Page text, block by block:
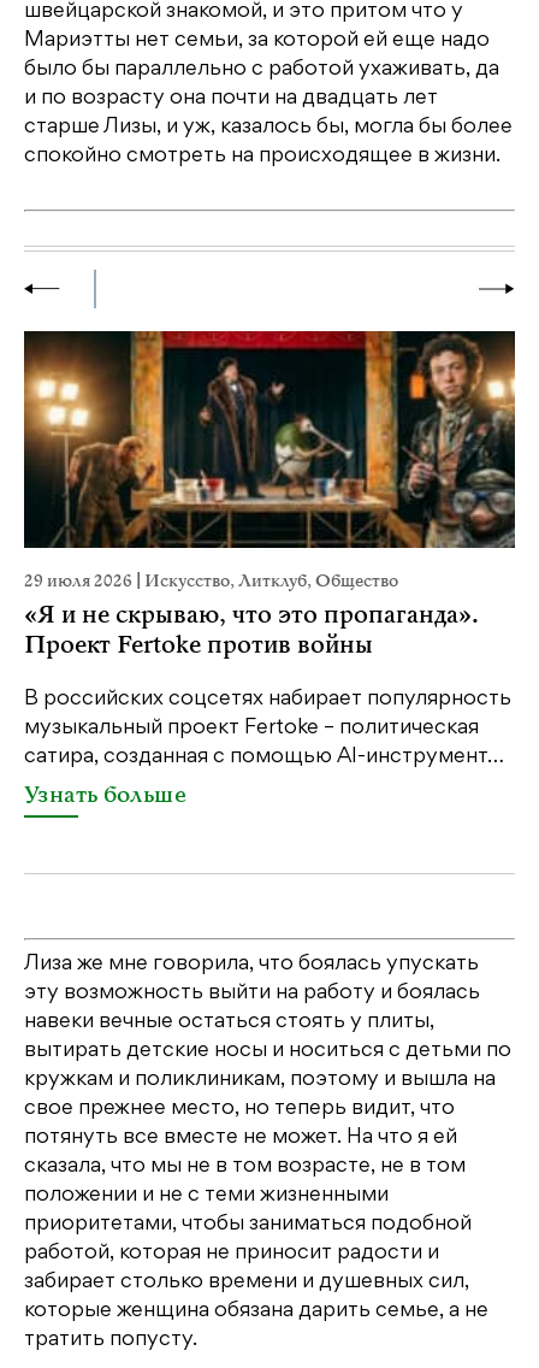
швейцарской знакомой, и это притом что у
Мариэтты нет семьи, за которой ей еще надо
было бы параллельно с работой ухаживать, да
и по возрасту она почти на двадцать лет
старше Лизы, и уж, казалось бы, могла бы более
спокойно смотреть на происходящее в жизни.
29 июля 2026 Искусство,Литклуб,Общество
«Я и не скрываю, что это пропаганда».
Проект Fertoke против войны
В российских соцсетях набирает популярность
музыкальный проект Fertoke – политическая
сатира, созданная с помощью AI-инструмент…
Узнать больше
Лиза же мне говорила, что боялась упускать
эту возможность выйти на работу и боялась
навеки вечные остаться стоять у плиты,
вытирать детские носы и носиться с детьми по
кружкам и поликлиникам, поэтому и вышла на
свое прежнее место, но теперь видит, что
потянуть все вместе не может. На что я ей
сказала, что мы не в том возрасте, не в том
положении и не с теми жизненными
приоритетами, чтобы заниматься подобной
работой, которая не приносит радости и
забирает столько времени и душевных сил,
которые женщина обязана дарить семье, а не
тратить попусту.